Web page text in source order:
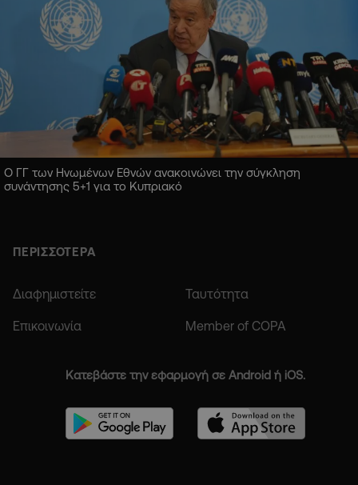
Ο ΓΓ των Ηνωμένων Εθνών ανακοινώνει την σύγκληση
συνάντησης 5+1 για το Κυπριακό
ΠΕΡΙΣΣΟΤΕΡΑ
Διαφημιστείτε Ταυτότητα
Επικοινωνία Member of COPA
Κατεβάστε την εφαρμογή σε Android ή iOS.